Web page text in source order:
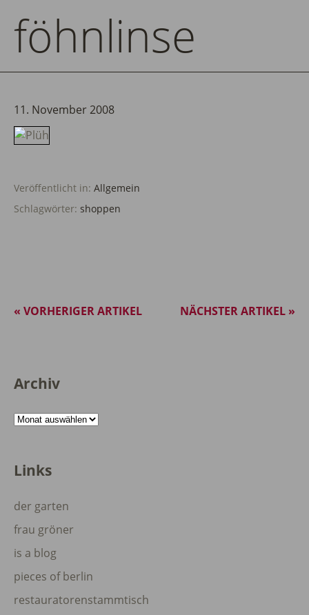
föhnlinse
11. November 2008
Veröffentlicht in: Allgemein
Schlagwörter: shoppen
NÄCHSTER ARTIKEL »
« VORHERIGER ARTIKEL
Archiv
Archiv
Links
der garten
frau gröner
is a blog
pieces of berlin
restauratorenstammtisch